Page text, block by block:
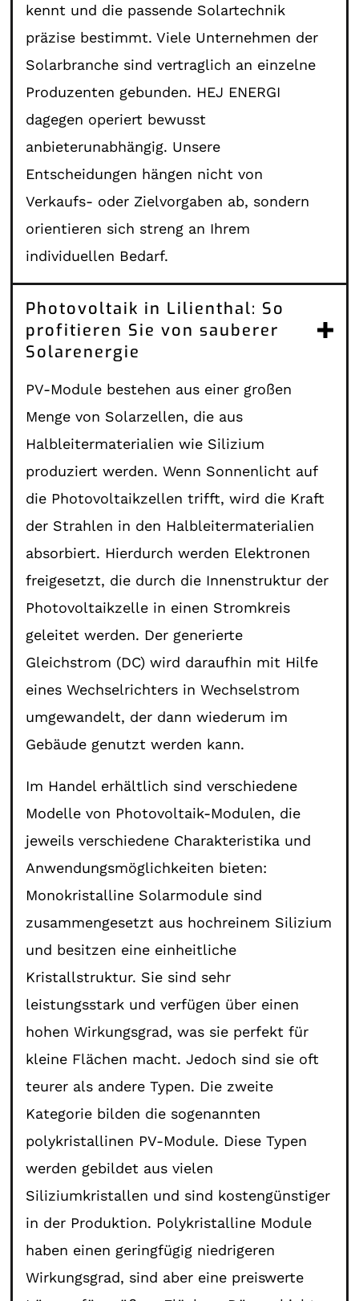
kennt und die passende Solartechnik
präzise bestimmt. Viele Unternehmen der
Solarbranche sind vertraglich an einzelne
Produzenten gebunden. HEJ ENERGI
dagegen operiert bewusst
anbieterunabhängig. Unsere
Entscheidungen hängen nicht von
Verkaufs- oder Zielvorgaben ab, sondern
orientieren sich streng an Ihrem
individuellen Bedarf.
Photovoltaik in Lilienthal: So
profitieren Sie von sauberer
Solarenergie
PV-Module bestehen aus einer großen
Menge von Solarzellen, die aus
Halbleitermaterialien wie Silizium
produziert werden. Wenn Sonnenlicht auf
die Photovoltaikzellen trifft, wird die Kraft
der Strahlen in den Halbleitermaterialien
absorbiert. Hierdurch werden Elektronen
freigesetzt, die durch die Innenstruktur der
Photovoltaikzelle in einen Stromkreis
geleitet werden. Der generierte
Gleichstrom (DC) wird daraufhin mit Hilfe
eines Wechselrichters in Wechselstrom
umgewandelt, der dann wiederum im
Gebäude genutzt werden kann.
Im Handel erhältlich sind verschiedene
Modelle von Photovoltaik-Modulen, die
jeweils verschiedene Charakteristika und
Anwendungsmöglichkeiten bieten:
Monokristalline Solarmodule sind
zusammengesetzt aus hochreinem Silizium
und besitzen eine einheitliche
Kristallstruktur. Sie sind sehr
leistungsstark und verfügen über einen
hohen Wirkungsgrad, was sie perfekt für
kleine Flächen macht. Jedoch sind sie oft
teurer als andere Typen. Die zweite
Kategorie bilden die sogenannten
polykristallinen PV-Module. Diese Typen
werden gebildet aus vielen
Siliziumkristallen und sind kostengünstiger
in der Produktion. Polykristalline Module
haben einen geringfügig niedrigeren
Wirkungsgrad, sind aber eine preiswerte